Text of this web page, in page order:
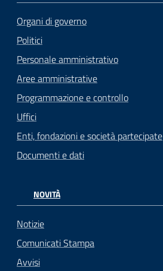
Organi di governo
Politici
Personale amministrativo
Aree amministrative
Programmazione e controllo
Uffici
Enti, fondazioni e società partecipate
Documenti e dati
NOVITÀ
Notizie
Comunicati Stampa
Avvisi